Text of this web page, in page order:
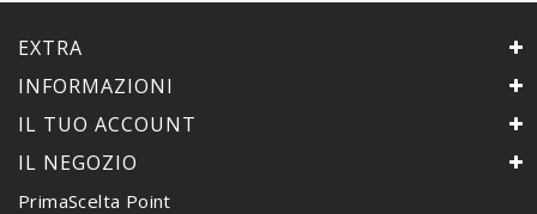
EXTRA
INFORMAZIONI
IL TUO ACCOUNT
IL NEGOZIO
PrimaScelta Point